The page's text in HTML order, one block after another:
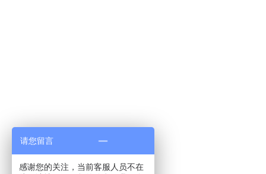
请您留言
感谢您的关注，当前客服人员不在